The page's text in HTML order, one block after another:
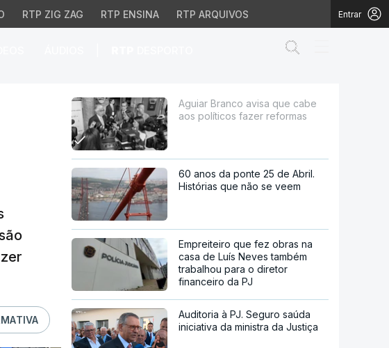
RTP ZIG ZAG RTP ENSINA RTP ARQUIVOS Entrar
fazer reformas
Aguiar Branco avisa que cabe
aos políticos fazer reformas
60 anos da ponte 25 de Abril.
Histórias que não se veem
Empreiteiro que fez obras na
casa de Luís Neves também
trabalhou para o diretor
financeiro da PJ
Auditoria à PJ. Seguro saúda
iniciativa da ministra da Justiça